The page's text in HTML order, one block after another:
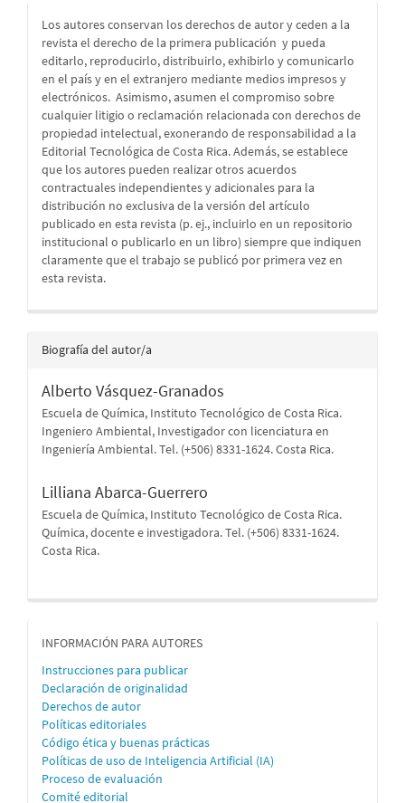
Los autores conservan los derechos de autor y ceden a la
revista el derecho de la primera publicación y pueda
editarlo, reproducirlo, distribuirlo, exhibirlo y comunicarlo
en el país y en el extranjero mediante medios impresos y
electrónicos. Asimismo, asumen el compromiso sobre
cualquier litigio o reclamación relacionada con derechos de
propiedad intelectual, exonerando de responsabilidad a la
Editorial Tecnológica de Costa Rica. Además, se establece
que los autores pueden realizar otros acuerdos
contractuales independientes y adicionales para la
distribución no exclusiva de la versión del artículo
publicado en esta revista (p. ej., incluirlo en un repositorio
institucional o publicarlo en un libro) siempre que indiquen
claramente que el trabajo se publicó por primera vez en
esta revista.
Biografía del autor/a
Alberto Vásquez-Granados
Escuela de Química, Instituto Tecnológico de Costa Rica.
Ingeniero Ambiental, Investigador con licenciatura en
Ingeniería Ambiental. Tel. (+506) 8331-1624. Costa Rica.
Lilliana Abarca-Guerrero
Escuela de Química, Instituto Tecnológico de Costa Rica.
Química, docente e investigadora. Tel. (+506) 8331-1624.
Costa Rica.
informacion
INFORMACIÓN PARA AUTORES
Instrucciones para publicar
Declaración de originalidad
Derechos de autor
Políticas editoriales
Código ética y buenas prácticas
Políticas de uso de Inteligencia Artificial (IA)
Proceso de evaluación
Comité editorial